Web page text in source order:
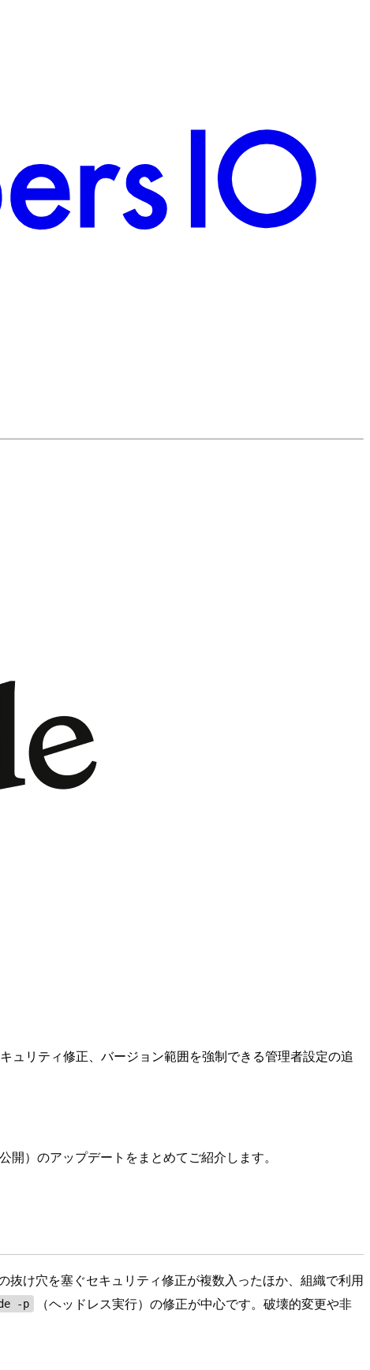
ュリティ修正、バージョン範囲を強制できる管理者設定の追
）のアップデートをまとめてご紹介します。
け穴を塞ぐセキュリティ修正が複数入ったほか、組織で利用
-p
（ヘッドレス実行）の修正が中心です。破壊的変更や非